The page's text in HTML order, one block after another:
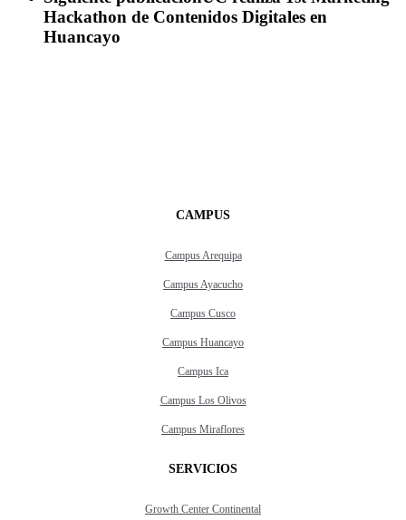
Hackathon de Contenidos Digitales en
Huancayo
CAMPUS
Campus Arequipa
Campus Ayacucho
Campus Cusco
Campus Huancayo
Campus Ica
Campus Los Olivos
Campus Miraflores
SERVICIOS
Growth Center Continental